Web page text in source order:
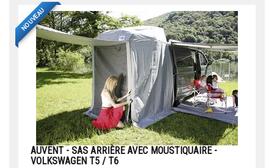
NOUVEAU
AUVENT - SAS ARRIÈRE AVEC MOUSTIQUAIRE -
VOLKSWAGEN T5 / T6